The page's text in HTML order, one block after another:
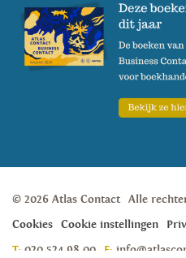
© 2026 Atlas Contact Alle
Cookies
Cookie instellingen
T: 020 524 98 00 E: